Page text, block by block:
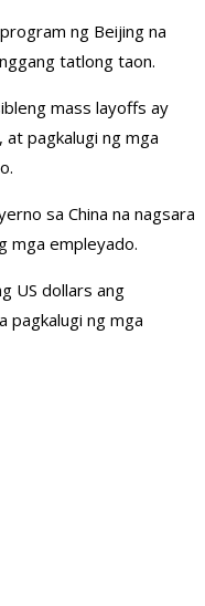
ng Beijing na
tatlong taon.
mass layoffs ay
pagkalugi ng mga
sa China na nagsara
mga empleyado.
US dollars ang
pagkalugi ng mga